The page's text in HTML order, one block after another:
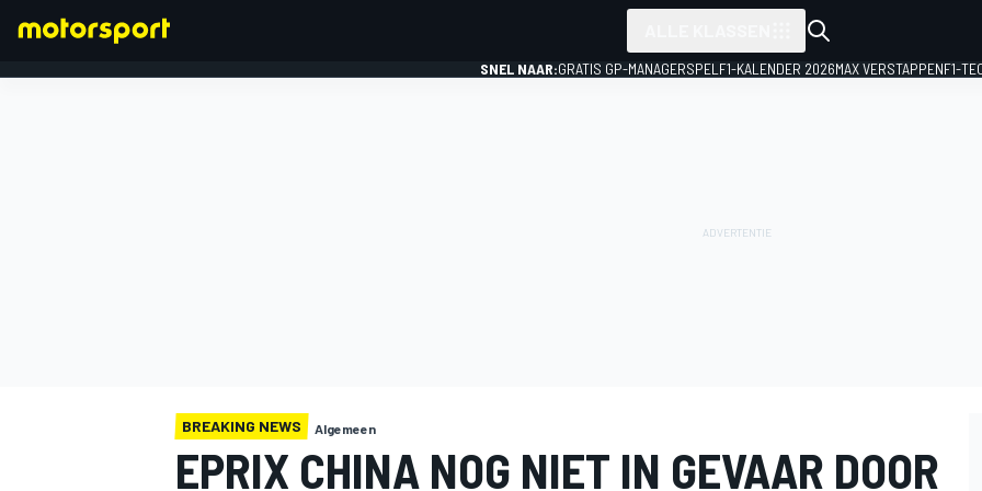
SNEL NAAR:GRATIS GP-MANAGERSPEL F1-KALENDER 2026MAX VERSTAPPENF1-
BREAKING NEWS Algemeen
EPRIX CHINA NOG NIET IN GEVAAR DOOR